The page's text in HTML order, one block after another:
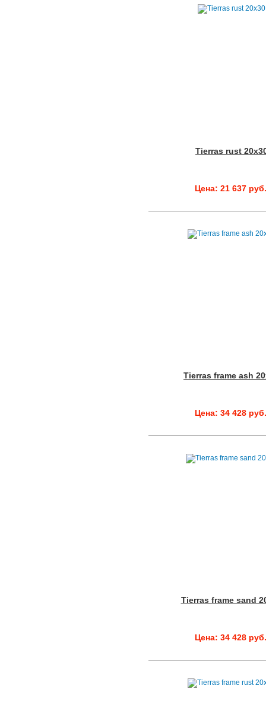
Tierras rust
Цена: 21 637 руб.
Tierras frame ash
Цена: 34 428 руб.
Tierras frame sand
Цена: 34 428 руб.